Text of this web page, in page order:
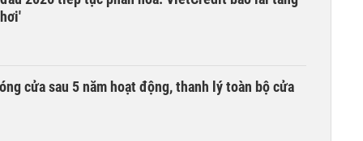
cửa sau 5 năm hoạt động, thanh lý toàn bộ cửa